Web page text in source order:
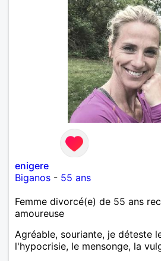
enigere
Biganos - 55 ans
Femme divorcé(e) de 55 ans
amoureuse
Agréable, souriante, je déteste
l'hypocrisie, le mensonge, la